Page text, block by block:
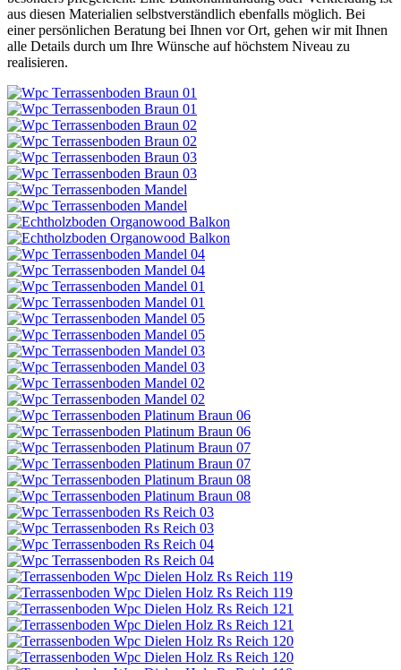
aus diesen Materialien selbstverständlich ebenfalls möglich. Bei
einer persönlichen Beratung bei Ihnen vor Ort, gehen wir mit Ihnen
alle Details durch um Ihre Wünsche auf höchstem Niveau zu
realisieren.